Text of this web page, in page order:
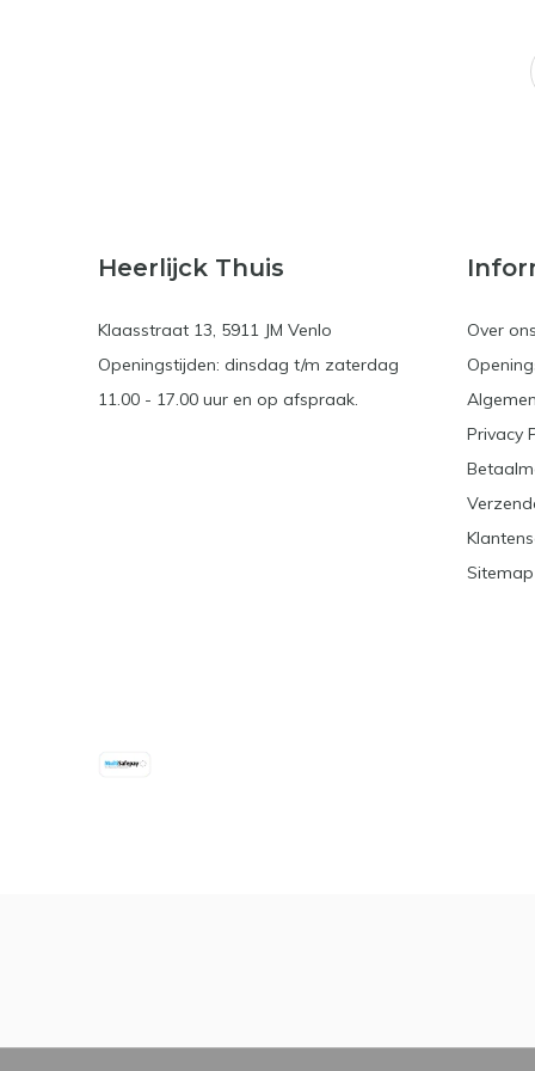
Heerlijck Thuis
Klaasstraat 13, 5911 JM Venlo
Openingstijden: dinsdag t/m zaterdag
11.00 - 17.00 uur en op afspraak.
Over
Privacy
Sitemap